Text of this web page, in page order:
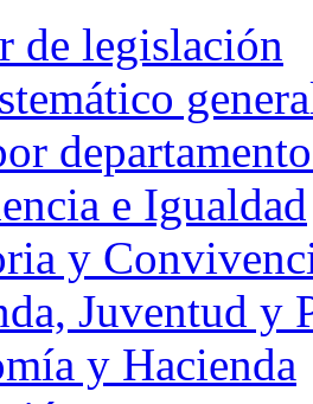
de legislación
e Igualdad
y
Juventud y
y Hacienda